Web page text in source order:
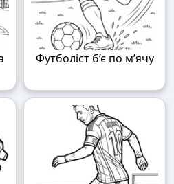
Футболіст б’є по м’ячу